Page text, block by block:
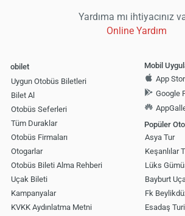
Yardıma mı ihtiyacınız
Online Yardım
obilet
Uygun Otobüs Biletleri
Bilet Al
Otobüs Seferleri
Tüm Duraklar
Otobüs Firmaları
Otogarlar
Otobüs Bileti Alma Rehberi
Uçak Bileti
Kampanyalar
KVKK Aydınlatma Metni
Mobil
App
Google
Popüler
Asya Tur
Keşanlılar
Lüks
Bayburt
Fk
Esadaş